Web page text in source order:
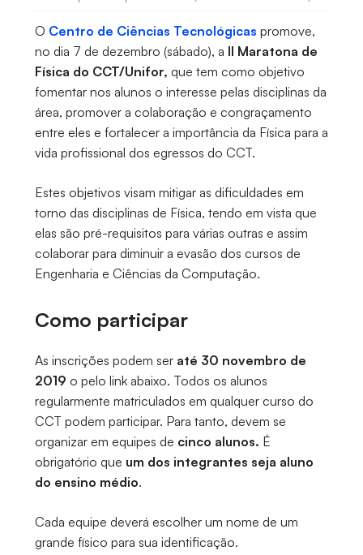
O Centro de Ciências Tecnológicas promove,
no dia 7 de dezembro (sábado), a II Maratona de
Física do CCT/Unifor, que tem como objetivo
fomentar nos alunos o interesse pelas disciplinas da
área, promover a colaboração e congraçamento
entre eles e fortalecer a importância da Física para a
vida profissional dos egressos do CCT.
Estes objetivos visam mitigar as dificuldades em
torno das disciplinas de Física, tendo em vista que
elas são pré-requisitos para várias outras e assim
colaborar para diminuir a evasão dos cursos de
Engenharia e Ciências da Computação.
Como participar
As inscrições podem ser até 30 novembro de
2019 o pelo link abaixo. Todos os alunos
regularmente matriculados em qualquer curso do
CCT podem participar. Para tanto, devem se
organizar em equipes de cinco alunos. É
obrigatório que um dos integrantes seja aluno
do ensino médio.
Cada equipe deverá escolher um nome de um
grande físico para sua identificação.